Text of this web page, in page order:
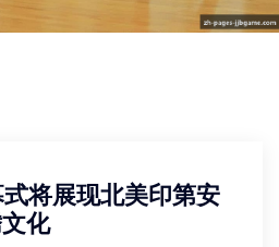
将展现北美印第安
化